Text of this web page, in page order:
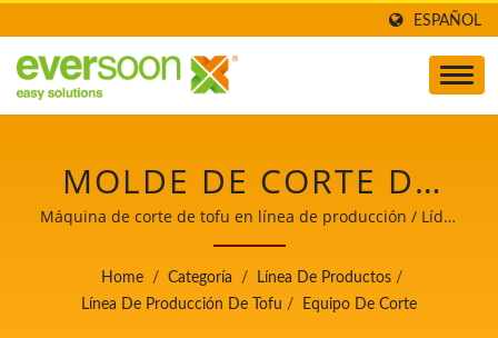
ESPAÑOL
MOLDE DE CORTE DE
TOFU, MÁQUINA DE
CORTE DE ALIMENTOS,
MÁQUINA AUTOMÁTICA
Máquina de corte de tofu en línea de producción / Líder
de la maquinaria automática para la fabricación de tofu
y leche de soya con máxima prioridad en la seguridad
alimentaria.
Home / Categoría / Línea De Productos /
Línea De Producción De Tofu / Equipo De Corte